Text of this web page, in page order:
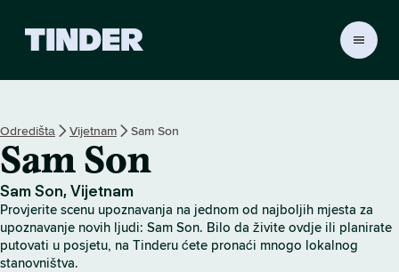
r
o
e
Odredištа Vijetnam Sam Son
Sam Son
Sam Son, Vijetnam
Provjerite scenu upoznavanja na jednom od najboljih mjesta za
upoznavanje novih ljudi: Sam Son. Bilo da živite ovdje ili planirate
putovati u posjetu, na Tinderu ćete pronaći mnogo lokalnog
stanovništva.